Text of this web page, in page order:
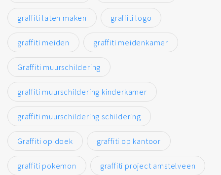
graffiti laten maken graffiti logo
graffiti meiden graffiti meidenkamer
Graffiti muurschildering
graffiti muurschildering kinderkamer
graffiti muurschildering schildering
Graffiti op doek graffiti op kantoor
graffiti pokemon graffiti project amstelveen